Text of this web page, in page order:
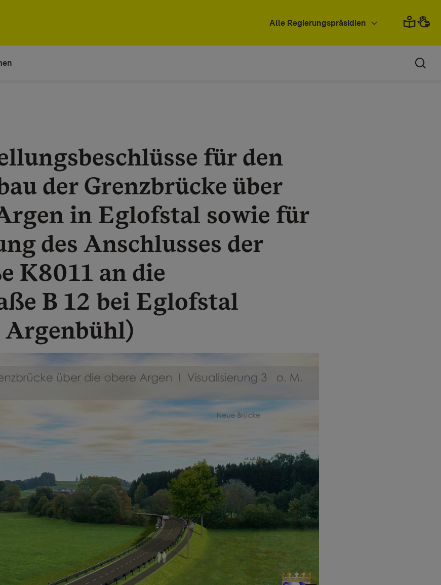
Alle Regierungspräsidien
für den
der Grenzbrücke über
in Eglofstal sowie für
des Anschlusses der
K8011 an die
B 12 bei Eglofstal
Argenbühl)